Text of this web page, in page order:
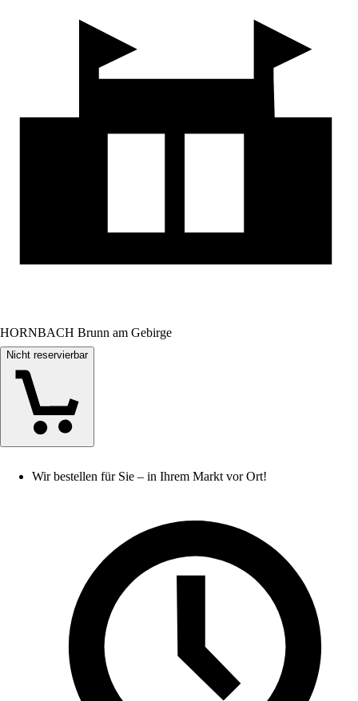
HORNBACH Brunn am Gebirge
Nicht reservierbar
Wir bestellen für Sie – in Ihrem Markt vor Ort!